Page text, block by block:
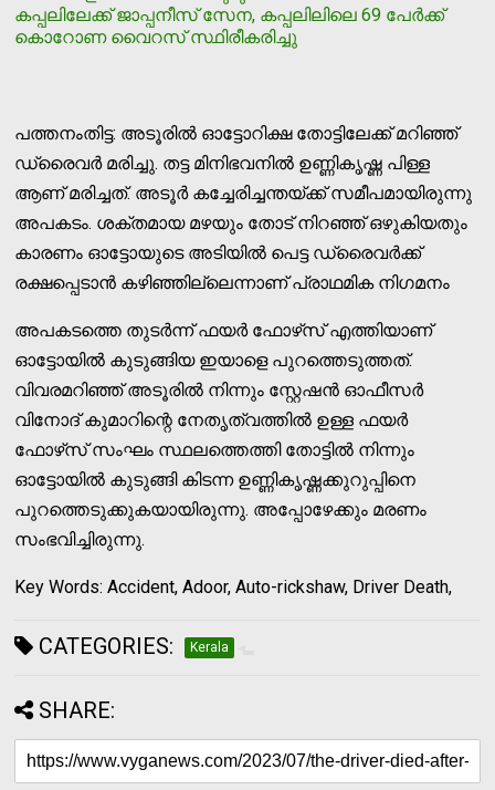
കപ്പലിലേക്ക് ജാപ്പനീസ് സേന, കപ്പലിലിലെ 69 പേര്‍ക്ക്
കൊറോണ വൈറസ് സ്ഥിരീകരിച്ചു
പത്തനംതിട്ട: അടൂരില്‍ ഓട്ടോറിക്ഷ തോട്ടിലേക്ക് മറിഞ്ഞ്
ഡ്രൈവര്‍ മരിച്ചു. തട്ട മിനിഭവനില്‍ ഉണ്ണികൃഷ്ണ പിള്ള
ആണ് മരിച്ചത്. അടൂര്‍ കച്ചേരിച്ചന്തയ്ക്ക് സമീപമായിരുന്നു
അപകടം. ശക്തമായ മഴയും തോട് നിറഞ്ഞ് ഒഴുകിയതും
കാരണം ഓട്ടോയുടെ അടിയില്‍ പെട്ട ഡ്രൈവര്‍ക്ക്
രക്ഷപ്പെടാന്‍ കഴിഞ്ഞില്ലെന്നാണ് പ്രാഥമിക നിഗമനം
അപകടത്തെ തുടര്‍ന്ന് ഫയര്‍ ഫോഴ്‌സ് എത്തിയാണ്
ഓട്ടോയില്‍ കുടുങ്ങിയ ഇയാളെ പുറത്തെടുത്തത്.
വിവരമറിഞ്ഞ് അടൂരില്‍ നിന്നും സ്റ്റേഷന്‍ ഓഫീസര്‍
വിനോദ് കുമാറിന്റെ നേതൃത്വത്തില്‍ ഉള്ള ഫയര്‍
ഫോഴ്‌സ് സംഘം സ്ഥലത്തെത്തി തോട്ടില്‍ നിന്നും
ഓട്ടോയില്‍ കുടുങ്ങി കിടന്ന ഉണ്ണികൃഷ്ണക്കുറുപ്പിനെ
പുറത്തെടുക്കുകയായിരുന്നു. അപ്പോഴേക്കും മരണം
സംഭവിച്ചിരുന്നു.
Key Words: Accident, Adoor, Auto-rickshaw, Driver Death,
CATEGORIES: Kerala
SHARE: